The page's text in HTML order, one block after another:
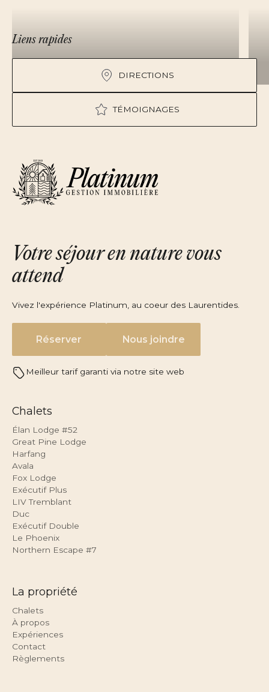
Liens rapides
DIRECTIONS
TÉMOIGNAGES
Votre séjour en nature vous
attend
Vivez l'expérience Platinum, au coeur des Laurentides.
Réserver Nous joindre
Meilleur tarif garanti via notre site web
Chalets
Élan Lodge #52
Great Pine Lodge
Harfang
Avala
Fox Lodge
Exécutif Plus
LIV Tremblant
Duc
Exécutif Double
Le Phoenix
Northern Escape #7
La propriété
Chalets
À propos
Expériences
Contact
Règlements